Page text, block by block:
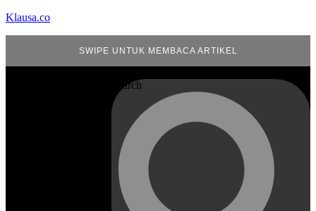
Klausa.co
SWIPE UNTUK MEMBACA ARTIKEL
Search